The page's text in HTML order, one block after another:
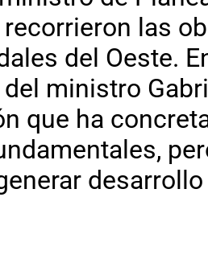
las
del Oeste.
ministro
que ha